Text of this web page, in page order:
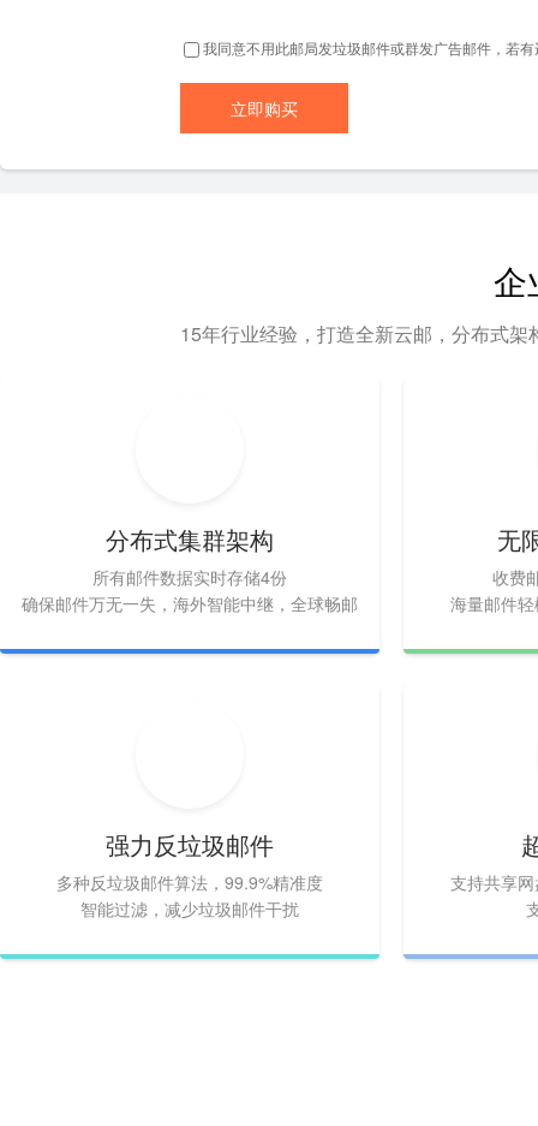
我同意不用此邮局发垃圾邮件或群发广告邮件，若
企
15年行业经验，打造全新云邮，分布式
分布式集群架构
所有邮件数据实时存储4份
确保邮件万无一失，海外智能中继，全球畅邮
无
收费
海量邮件
强力反垃圾邮件
多种反垃圾邮件算法，99.9%精准度
智能过滤，减少垃圾邮件干扰
支持共享